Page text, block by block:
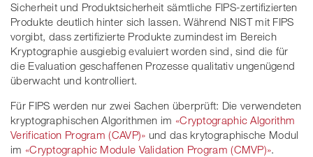
Sicherheit und Produktsicherheit sämtliche FIPS-zertifizierten
Produkte deutlich hinter sich lassen. Während NIST mit FIPS
vorgibt, dass zertifizierte Produkte zumindest im Bereich
Kryptographie ausgiebig evaluiert worden sind, sind die für
die Evaluation geschaffenen Prozesse qualitativ ungenügend
überwacht und kontrolliert.
Für FIPS werden nur zwei Sachen überprüft: Die verwendeten
kryptographischen Algorithmen im «Cryptographic Algorithm
Verification Program (CAVP)» und das krytographische Modul
im «Cryptographic Module Validation Program (CMVP)».